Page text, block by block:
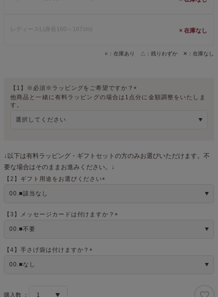
【1】※必須※ラッピングをご希望ですか？
(
他商品と一緒に有料ラッピングの場合は1点分に金額調整をいたしま
す。
↓以下は有料ラッピング・ギフトセットの方のみお選びいただけます。不
要な場合はそのままお進みください。↓
【2】ギフト用途をお選びください
)
【3】メッセージカードは付けますか？
【4】手さげ袋は付けますか？
レディースL(身長160～167cm) ×
○：在庫あり △：残りわずか ✕：在庫なし